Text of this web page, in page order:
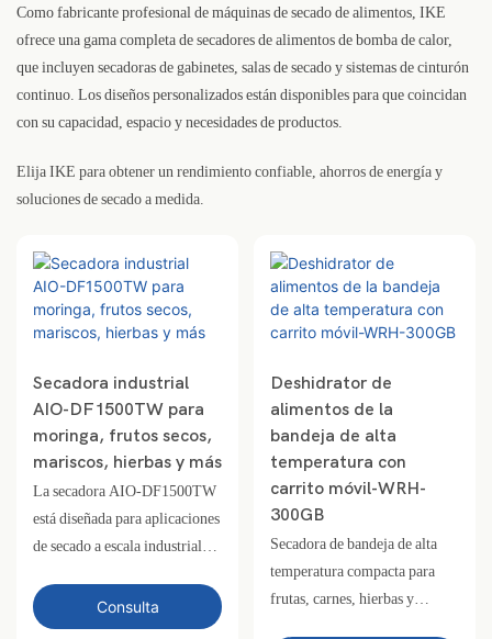
Como fabricante profesional de máquinas de secado de alimentos, IKE
ofrece una gama completa de secadores de alimentos de bomba de calor,
que incluyen secadoras de gabinetes, salas de secado y sistemas de cinturón
continuo. Los diseños personalizados están disponibles para que coincidan
con su capacidad, espacio y necesidades de productos.
Elija IKE para obtener un rendimiento confiable, ahorros de energía y
soluciones de secado a medida.
Secadora industrial
AIO-DF1500TW para
moringa, frutos secos,
mariscos, hierbas y más
La secadora AIO-DF1500TW
está diseñada para aplicaciones
de secado a escala industrial
tanto a bajas como a altas
temperaturas. Con una
Consulta
Deshidrator de
alimentos de la
bandeja de alta
temperatura con
carrito móvil-WRH-
300GB
Secadora de bandeja de alta
temperatura compacta para
frutas, carnes, hierbas y